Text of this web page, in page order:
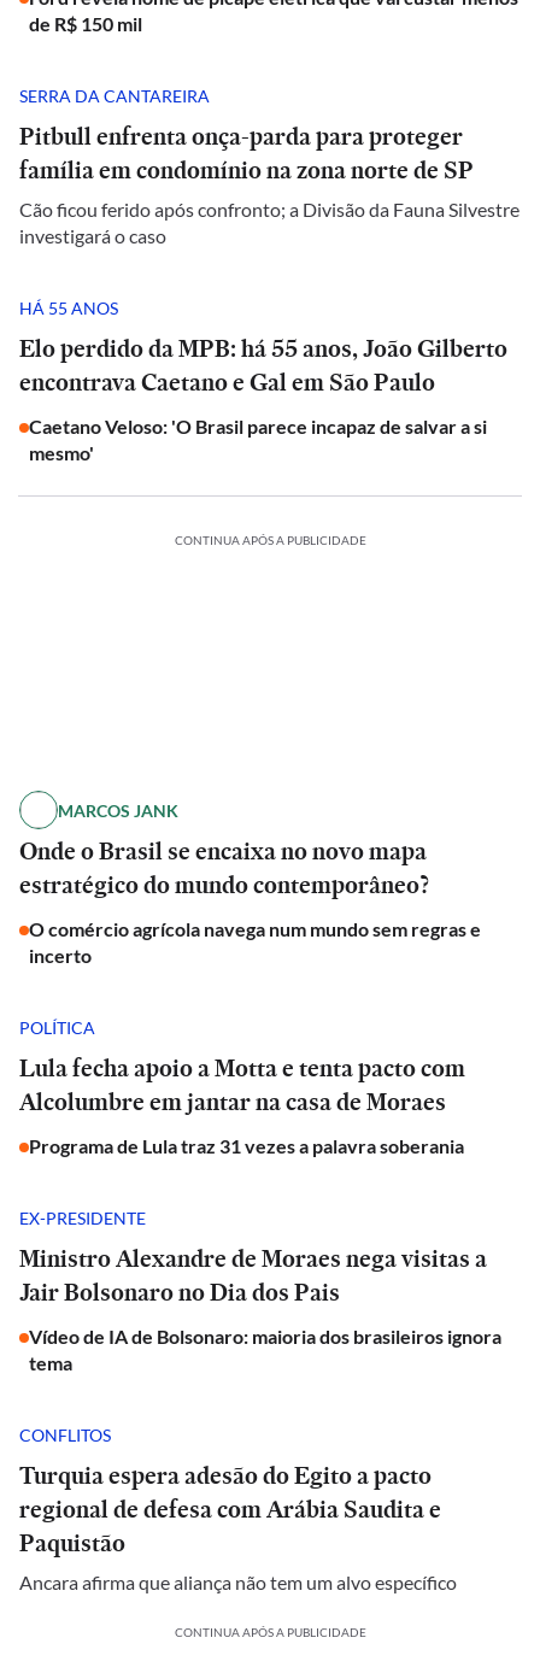
de R$ 150 mil
SERRA DA CANTAREIRA
Pitbull enfrenta onça-parda para proteger
família em condomínio na zona norte de SP
Cão ficou ferido após confronto; a Divisão da Fauna Silvestre
investigará o caso
HÁ 55 ANOS
Elo perdido da MPB: há 55 anos, João Gilberto
encontrava Caetano e Gal em São Paulo
Caetano Veloso: 'O Brasil parece incapaz de salvar a si
mesmo'
CONTINUA APÓS A PUBLICIDADE
MARCOS JANK
Onde o Brasil se encaixa no novo mapa
estratégico do mundo contemporâneo?
O comércio agrícola navega num mundo sem regras e
incerto
POLÍTICA
Lula fecha apoio a Motta e tenta pacto com
Alcolumbre em jantar na casa de Moraes
Programa de Lula traz 31 vezes a palavra soberania
EX-PRESIDENTE
Ministro Alexandre de Moraes nega visitas a
Jair Bolsonaro no Dia dos Pais
Vídeo de IA de Bolsonaro: maioria dos brasileiros ignora
tema
CONFLITOS
Turquia espera adesão do Egito a pacto
regional de defesa com Arábia Saudita e
Paquistão
Ancara afirma que aliança não tem um alvo específico
CONTINUA APÓS A PUBLICIDADE